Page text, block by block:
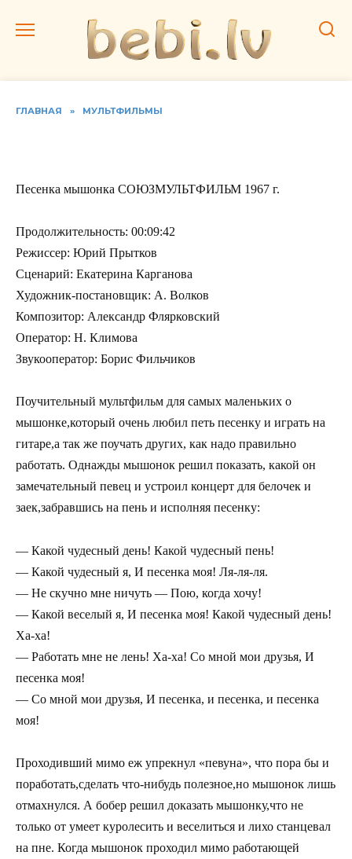
ГЛАВНАЯ » МУЛЬТФИЛЬМЫ
Песенка мышонка СОЮЗМУЛЬТФИЛЬМ 1967 г.
Продолжительность: 00:09:42
Режиссер: Юрий Прытков
Сценарий: Екатерина Карганова
Художник-постановщик: А. Волков
Композитор: Александр Флярковский
Оператор: Н. Климова
Звукооператор: Борис Фильчиков
Поучительный мультфильм для самых маленьких о
мышонке,который очень любил петь песенку и играть на
гитаре,а так же поучать других, как надо правильно
работать. Однажды мышонок решил показать, какой он
замечательный певец и устроил концерт для белочек и
заек,забравшись на пень и исполняя песенку:
— Какой чудесный день! Какой чудесный пень!
— Какой чудесный я, И песенка моя! Ля-ля-ля.
— Не скучно мне ничуть — Пою, когда хочу!
— Какой веселый я, И песенка моя! Какой чудесный день!
Ха-ха!
— Работать мне не лень! Ха-ха! Со мной мои друзья, И
песенка моя!
— Со мной мои друзья, И песенка, и песенка, и песенка
моя!
Проходивший мимо еж упрекнул «певуна», что пора бы и
поработать,сделать что-нибудь полезное,но мышонок лишь
отмахнулся. А бобер решил доказать мышонку,что не
только от умеет куролесить и веселиться и лихо станцевал
на пне. Когда мышонок проходил мимо работающей